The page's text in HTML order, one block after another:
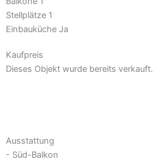
Stellplätze 1
Einbauküche Ja
Kaufpreis
Dieses Objekt wurde bereits verkauft.
Ausstattung
- Süd-Balkon